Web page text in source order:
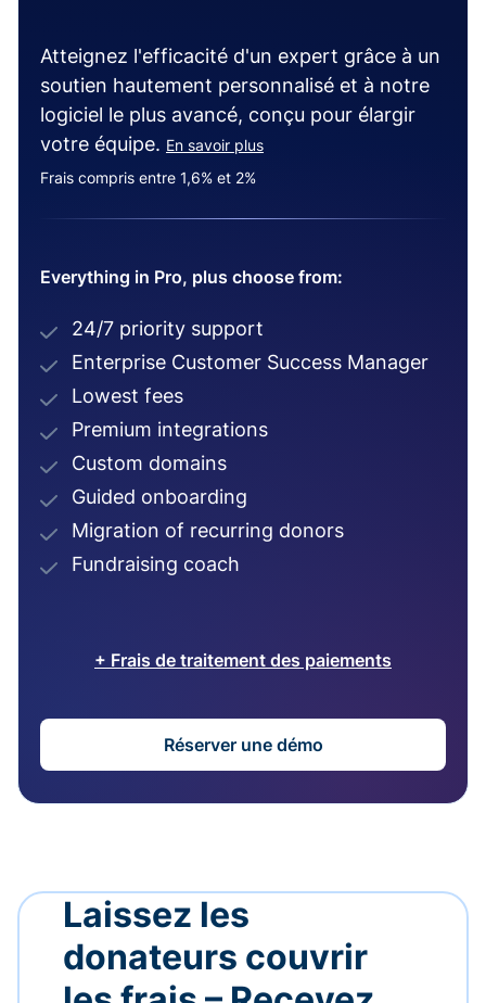
Atteignez l'efficacité d'un expert grâce à un
soutien hautement personnalisé et à notre
logiciel le plus avancé, conçu pour élargir
votre équipe. En savoir plus
Frais compris entre 1,6% et 2%
Everything in Pro, plus choose from:
24/7 priority support
Enterprise Customer Success Manager
Lowest fees
Premium integrations
Custom domains
Guided onboarding
Migration of recurring donors
Fundraising coach
+ Frais de traitement des paiements
Réserver une démo
Laissez les
donateurs couvrir